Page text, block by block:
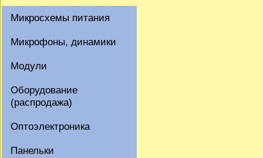
Микросхемы питания
Микрофоны, динамики
Модули
Оборудование
(распродажа)
Оптоэлектроника
Панельки